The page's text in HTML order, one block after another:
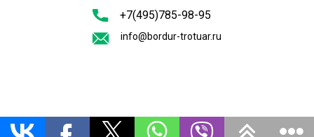
+7(495)785-98-95
info@bordur-trotuar.ru